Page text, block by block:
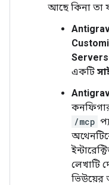
আছে কিনা তা
একটি
/mcp
লেখাটি
ভিউয়ের